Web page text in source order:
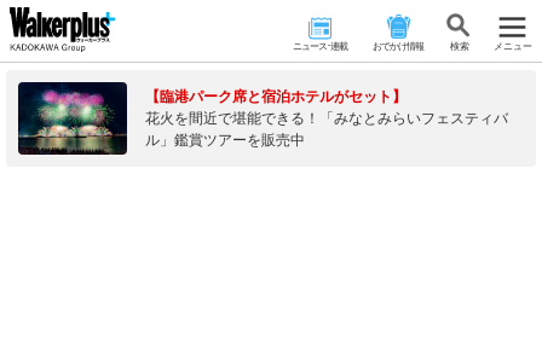
ニュース･連載 おでかけ情報 検 索 メニュー
【臨港パーク席と宿泊ホテルがセット】
花火を間近で堪能できる！「みなとみらいフェスティバ
ル」鑑賞ツアーを販売中